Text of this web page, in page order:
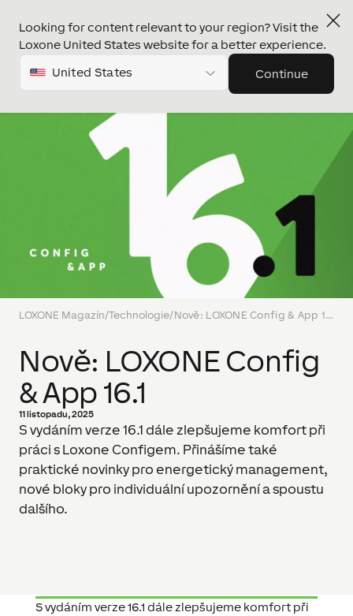
Looking for content relevant to your region? Visit the
Loxone United States website for a better experience.
United States Continue
LOXONE Magazín/Technologie/ Nově: LOXONE Config & App 16.1
Nově: LOXONE Config
& App 16.1
11 listopadu, 2025
S vydáním verze 16.1 dále zlepšujeme komfort při
práci s Loxone Configem. Přinášíme také
praktické novinky pro energetický management,
nové bloky pro individuální upozornění a spoustu
dalšího.
S vydáním verze 16.1 dále zlepšujeme komfort při